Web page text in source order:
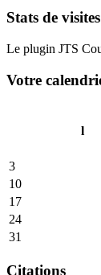
Stats de visites
Le plugin JTS
Votre
l
3
10
17
24
31
Citations